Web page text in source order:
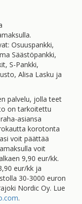
Osuuspankki,
Säästöpankki,
S-Pankki,
Alisa Lasku ja
palvelu, jolla teet
on tarkoitettu
asiansa
korotonta
voit päättää
voit
9,90 eur/kk.
eur/kk ja
30-3000 euron
Nordic Oy. Lue
.